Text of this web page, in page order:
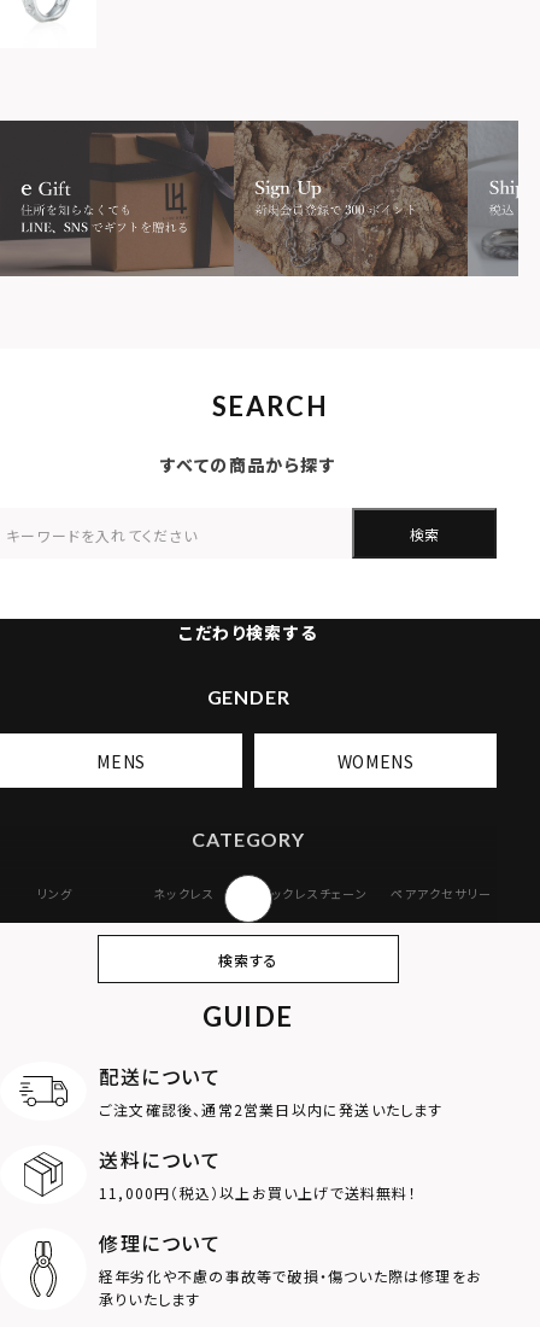
SEARCH
すべての商品から探す
検索
こだわり検索する
GENDER
MENS WOMENS
CATEGORY
リング ネックレス ネックレスチェーン ペアアクセサリー
オンラインストア
ギフトボックス
MOTIF
ダブルリング
ロゴ
検索する
GUIDE
配送について
ご注文確認後、通常2営業日以内に発送いたします
送料について
11,000円（税込）以上お買い上げで送料無料！
修理について
経年劣化や不慮の事故等で破損・傷ついた際は修理をお
承りいたします